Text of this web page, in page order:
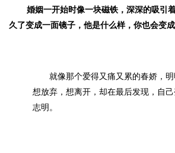
婚姻一开始时像一块磁铁，深深的吸引
久了变成一面镜子， 他是什么样，你也会变成
就像那个爱得又痛又累的春娇，明
想放弃，想离开，却在最后发现，自
志明。